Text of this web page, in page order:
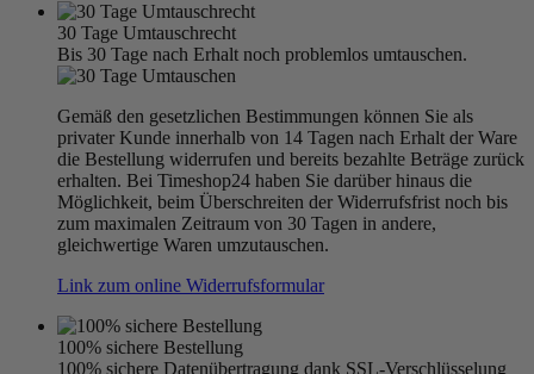
30 Tage Umtauschrecht
Bis 30 Tage nach Erhalt noch problemlos umtauschen.
Gemäß den gesetzlichen Bestimmungen können Sie als
privater Kunde innerhalb von 14 Tagen nach Erhalt der Ware
die Bestellung widerrufen und bereits bezahlte Beträge zurück
erhalten. Bei Timeshop24 haben Sie darüber hinaus die
Möglichkeit, beim Überschreiten der Widerrufsfrist noch bis
zum maximalen Zeitraum von 30 Tagen in andere,
gleichwertige Waren umzutauschen.
Link zum online Widerrufsformular
100% sichere Bestellung
100% sichere Datenübertragung dank SSL-Verschlüsselung